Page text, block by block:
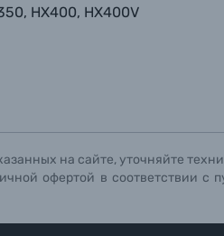
HX400, HX400V
на сайте, уточняйте
офертой в соответствии